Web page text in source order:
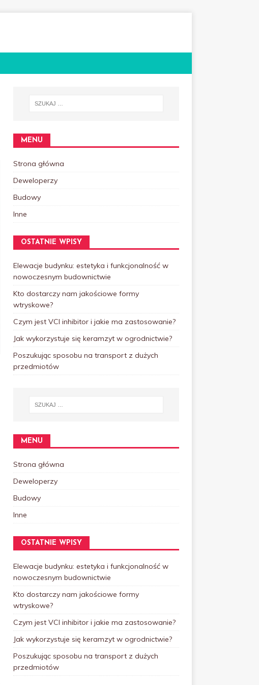
MENU
Strona główna
Deweloperzy
Budowy
Inne
OSTATNIE WPISY
Elewacje budynku: estetyka i funkcjonalność w
nowoczesnym budownictwie
Kto dostarczy nam jakościowe formy
wtryskowe?
Czym jest VCI inhibitor i jakie ma zastosowanie?
Jak wykorzystuje się keramzyt w ogrodnictwie?
Poszukując sposobu na transport z dużych
przedmiotów
MENU
Strona główna
Deweloperzy
Budowy
Inne
OSTATNIE WPISY
Elewacje budynku: estetyka i funkcjonalność w
nowoczesnym budownictwie
Kto dostarczy nam jakościowe formy
wtryskowe?
Czym jest VCI inhibitor i jakie ma zastosowanie?
Jak wykorzystuje się keramzyt w ogrodnictwie?
Poszukując sposobu na transport z dużych
przedmiotów